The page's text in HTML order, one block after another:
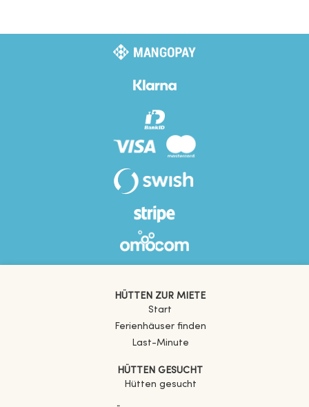
HÜTTEN ZUR MIETE
Start
Ferienhäuser finden
Last-Minute
HÜTTEN GESUCHT
Hütten gesucht